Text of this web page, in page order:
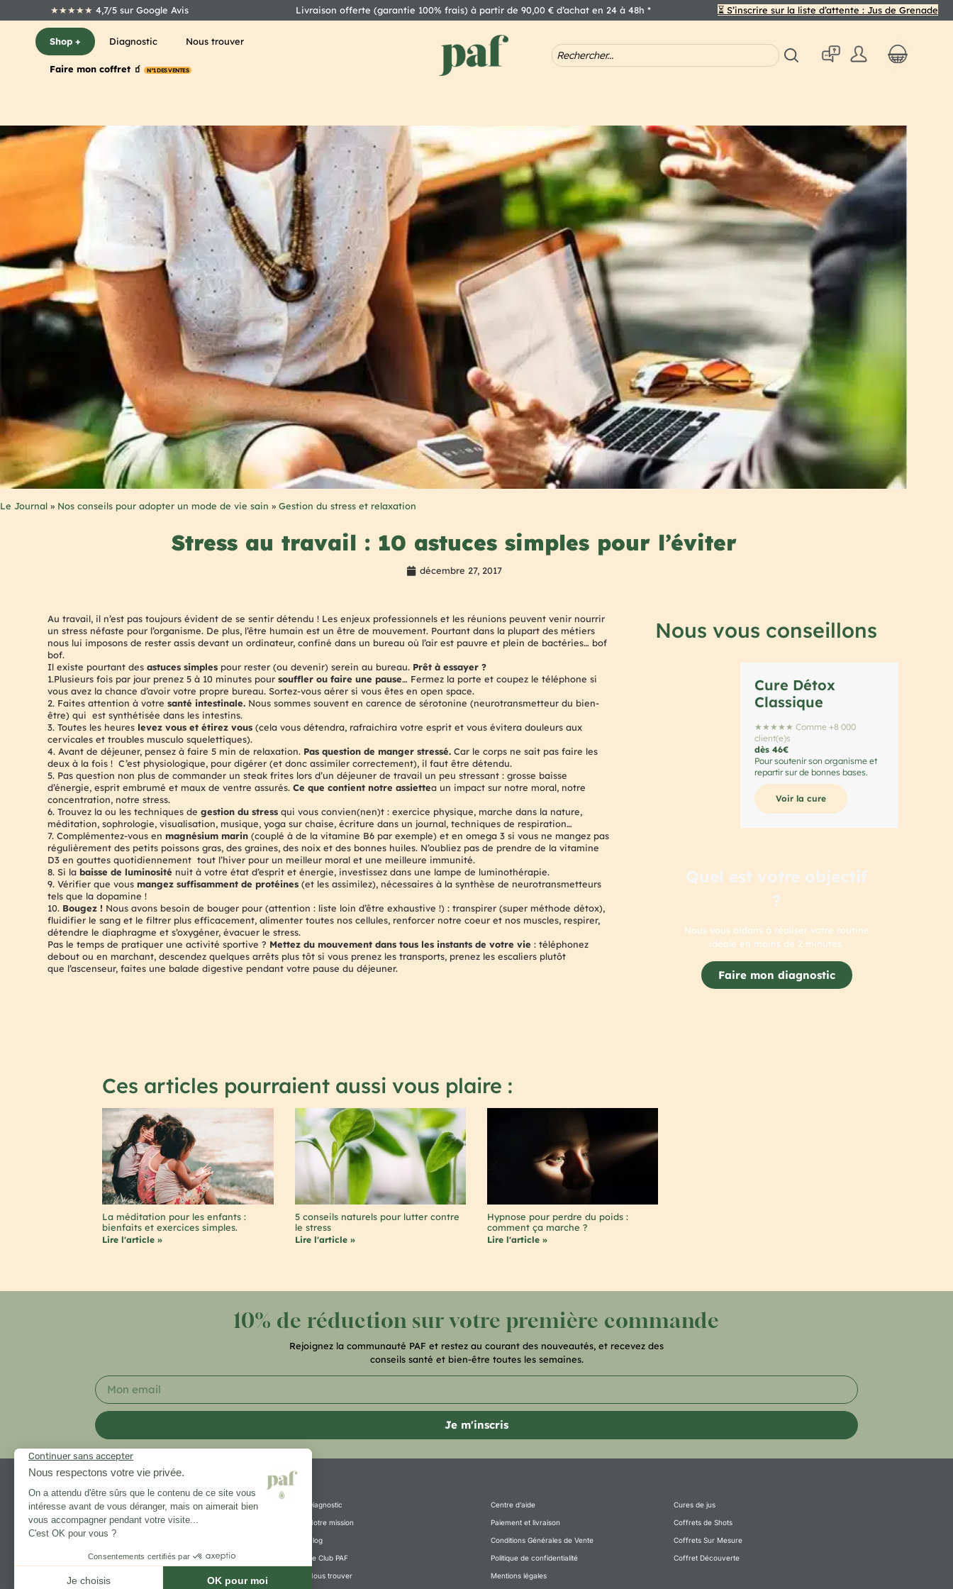
★★★★★ 4,7/5 sur Google Avis Livraison offerte (garantie 100% frais) à partir de 90,00 € d’achat en 24 à 48h * ⏳ S’inscrire sur la liste d’attente : Jus de Grenade
Shop + Diagnostic Nous trouver
Faire mon coffret 🧃 N°1 DES VENTES
Le Journal » Nos conseils pour adopter un mode de vie sain » Gestion du stress et relaxation
Stress au travail : 10 astuces simples pour l’éviter
décembre 27, 2017
Au travail, il n’est pas toujours évident de se sentir détendu ! Les enjeux professionnels et les réunions peuvent venir nourrir
un stress néfaste pour l’organisme. De plus, l’être humain est un être de mouvement. Pourtant dans la plupart des métiers
nous lui imposons de rester assis devant un ordinateur, confiné dans un bureau où l’air est pauvre et plein de bactéries… bof
bof.
Il existe pourtant desastuces simples pour rester (ou devenir) serein au bureau. Prêt à essayer ?
1.Plusieurs fois par jour prenez 5 à 10 minutes poursouffler ou faire une pause… Fermez la porte et coupez le téléphone si
vous avez la chance d’avoir votre propre bureau. Sortez-vous aérer si vous êtes en open space.
2. Faites attention à votre santé intestinale. Nous sommes souvent en carence de sérotonine (neurotransmetteur du bien-
être) qui est synthétisée dans les intestins.
3. Toutes les heures levez vous et étirez vous (cela vous détendra, rafraichira votre esprit et vous évitera douleurs aux
cervicales et troubles musculo squelettiques).
4. Avant de déjeuner, pensez à faire 5 min de relaxation. Pas question de manger stressé. Car le corps ne sait pas faire les
deux à la fois ! C’est physiologique, pour digérer (et donc assimiler correctement), il faut être détendu.
5. Pas question non plus de commander un steak frites lors d’un déjeuner de travail un peu stressant : grosse baisse
d’énergie, esprit embrumé et maux de ventre assurés.Ce que contient notre assiettea un impact sur notre moral, notre
concentration, notre stress.
6. Trouvez la ou les techniques degestion du stress qui vous convien(nen)t : exercice physique, marche dans la nature,
méditation, sophrologie, visualisation, musique, yoga sur chaise, écriture dans un journal, techniques de respiration…
7. Complémentez-vous en magnésium marin (couplé à de la vitamine B6 par exemple) et en omega 3 si vous ne mangez pas
régulièrement des petits poissons gras, des graines, des noix et des bonnes huiles. N’oubliez pas de prendre de la vitamine
D3 en gouttes quotidiennement tout l’hiver pour un meilleur moral et une meilleure immunité.
8. Si la baisse de luminosité nuit à votre état d’esprit et énergie, investissez dans une lampe de luminothérapie.
9. Vérifier que vous mangez suffisamment de protéines (et les assimilez), nécessaires à la synthèse de neurotransmetteurs
tels que la dopamine !
10. Bougez ! Nous avons besoin de bouger pour (attention : liste loin d’être exhaustive !) : transpirer (super méthode détox),
fluidifier le sang et le filtrer plus efficacement, alimenter toutes nos cellules, renforcer notre coeur et nos muscles, respirer,
détendre le diaphragme et s’oxygéner, évacuer le stress.
Pas le temps de pratiquer une activité sportive ? Mettez du mouvement dans tous les instants de votre vie : téléphonez
debout ou en marchant, descendez quelques arrêts plus tôt si vous prenez les transports, prenez les escaliers plutôt
que l’ascenseur, faites une balade digestive pendant votre pause du déjeuner.
Nous vous conseillons
Cure Détox
Classique
★★★★★ Comme +8 000
client(e)s
dès 46€
Pour soutenir son organisme et
repartir sur de bonnes bases.
Voir la cure
Quel est votre objectif
?
Nous vous aidons à réaliser votre routine
idéale en moins de 2 minutes.
Faire mon diagnostic
Ces articles pourraient aussi vous plaire :
La méditation pour les enfants :
bienfaits et exercices simples.
Lire l'article »
5 conseils naturels pour lutter contre
le stress
Lire l'article »
Hypnose pour perdre du poids :
comment ça marche ?
Lire l'article »
10% de réduction sur votre première commande
Rejoignez la communauté PAF et restez au courant des nouveautés, et recevez des
conseils santé et bien-être toutes les semaines.
Je m'inscris
Vous avez une question ?
Lundi – Vendredi (9h30 – 18h30)
Diagnostic
Notre mission
Blog
Le Club PAF
Nous trouver
Centre d’aide
Paiement et livraison
Conditions Générales de Vente
Politique de confidentialité
Mentions légales
Cures de jus
Coffrets de Shots
Coffrets Sur Mesure
Coffret Découverte